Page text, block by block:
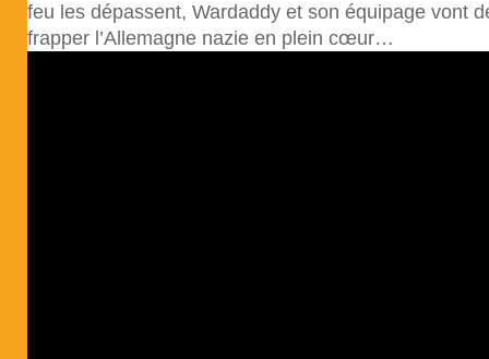
feu les dépassent, Wardaddy et son équipage vont
frapper l’Allemagne nazie en plein cœur…